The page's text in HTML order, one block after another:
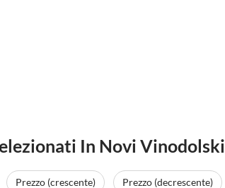
In Novi Vinodolski
Prezzo (crescente)
Prezzo (decrescente)